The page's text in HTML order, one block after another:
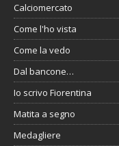
Calciomercato
Come l'ho vista
Come la vedo
Dal bancone…
Io scrivo Fiorentina
Matita a segno
Medagliere